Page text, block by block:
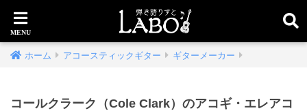
ホーム アコースティックギター ギターメーカー
コールクラーク（Cole Clark）のアコギ・エレアコ